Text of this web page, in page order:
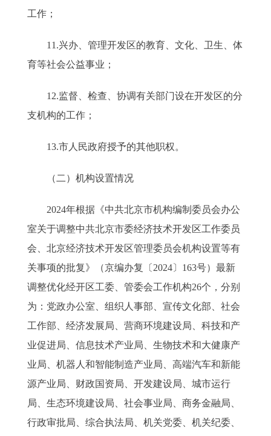
工作；
11.兴办、管理开发区的教育、文化、卫生、体
育等社会公益事业；
12.监督、检查、协调有关部门设在开发区的分
支机构的工作；
13.市人民政府授予的其他职权。
（二）机构设置情况
2024年根据《中共北京市机构编制委员会办公
室关于调整中共北京市委经济技术开发区工作委员
会、北京经济技术开发区管理委员会机构设置等有
关事项的批复》（京编办复〔2024〕163号）最新
调整优化经开区工委、管委会工作机构26个，分别
为：党政办公室、组织人事部、宣传文化部、社会
工作部、经济发展局、营商环境建设局、科技和产
业促进局、信息技术产业局、生物技术和大健康产
业局、机器人和智能制造产业局、高端汽车和新能
源产业局、财政国资局、开发建设局、城市运行
局、生态环境建设局、社会事业局、商务金融局、
行政审批局、综合执法局、机关党委、机关纪委、